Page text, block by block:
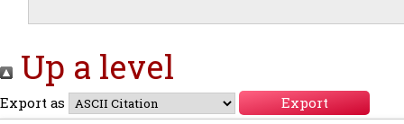
Up a level
Export as